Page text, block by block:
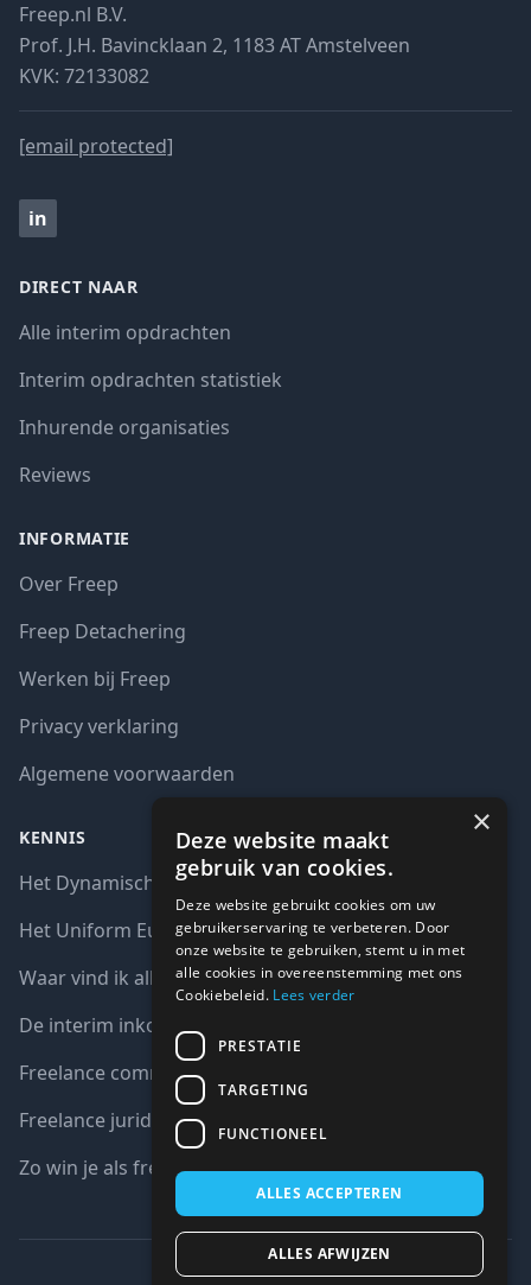
Freep.nl B.V.
Prof. J.H. Bavincklaan 2, 1183 AT Amstelveen
KVK: 72133082
[email protected]
in
DIRECT NAAR
Alle interim opdrachten
Interim opdrachten statistiek
Inhurende organisaties
Reviews
INFORMATIE
Over Freep
Freep Detachering
Werken bij Freep
Privacy verklaring
Algemene voorwaarden
KENNIS
Het Dynamisch aankoopsysteem (DAS)
Het Uniform Europees Aanbestedingsdocument (UEA)
Waar vind ik alle interim opdrachten bij de overheid?
De interim inkoop markt in cijfers
Freelance communicatie vacatures
Freelance juridische vacatures
Zo win je als freelancer een aanbesteding
×
Deze website maakt
gebruik van cookies.
Deze website gebruikt cookies om uw
gebruikerservaring te verbeteren. Door
onze website te gebruiken, stemt u in met
alle cookies in overeenstemming met ons
Cookiebeleid. Lees verder
PRESTATIE
TARGETING
FUNCTIONEEL
ALLES ACCEPTEREN
ALLES AFWIJZEN